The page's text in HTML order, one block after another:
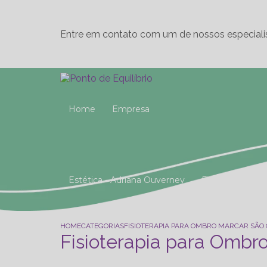
Entre em contato com um de nossos
Home Empresa
Estética - Adriana Ouverney Fisioterapia
HOMECATEGORIASFISIOTERAPIA PARA OMBRO MARCAR SÃO
Fisioterapia para